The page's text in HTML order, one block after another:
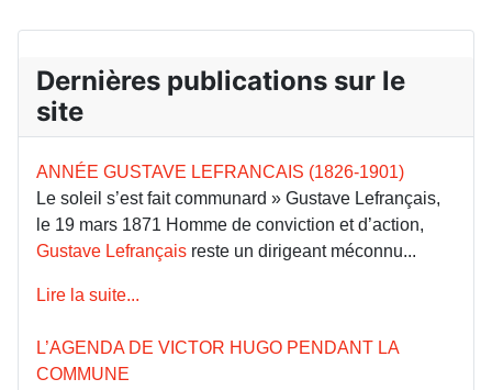
Dernières publications sur le
site
ANNÉE GUSTAVE LEFRANCAIS (1826-1901)
Le soleil s’est fait communard » Gustave Lefrançais,
le 19 mars 1871 Homme de conviction et d’action,
Gustave Lefrançais reste un dirigeant méconnu...
Lire la suite...
L’AGENDA DE VICTOR HUGO PENDANT LA
COMMUNE